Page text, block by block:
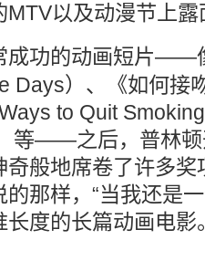
以及动漫节上露
成功的动画短片——
Days）、《如何接
to Quit
等——之后，普林顿
奇般地席卷了许多
那样，“当我还是
长度的长篇动画电影